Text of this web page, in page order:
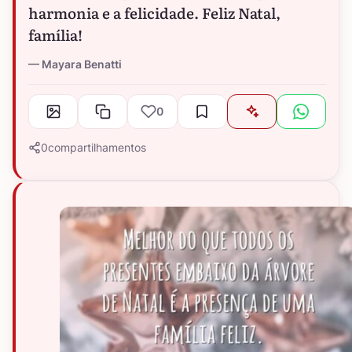
harmonia e a felicidade. Feliz Natal,
família!
Mayara Benatti
0
0compartilhamentos